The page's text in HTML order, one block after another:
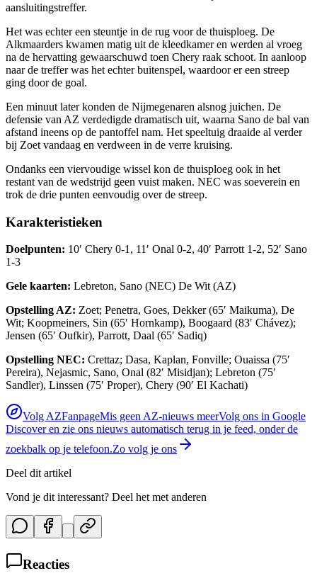
aansluitingstreffer.
Het was echter een steuntje in de rug voor de thuisploeg. De
Alkmaarders kwamen matig uit de kleedkamer en werden al vroeg
na de hervatting gewaarschuwd toen Chery raak schoot. In aanloop
naar de treffer was het echter buitenspel, waardoor er een streep
ging door de goal.
Een minuut later konden de Nijmegenaren alsnog juichen. De
defensie van AZ verdedigde dramatisch uit, waarna Sano de bal van
afstand ineens op de pantoffel nam. Het speeltuig draaide al verder
bij Zoet vandaag en verdween in de verre kruising.
Ondanks een viervoudige wissel kon de thuisploeg ook in het
restant van de wedstrijd geen vuist maken. NEC was soeverein en
trok de drie punten eenvoudig over de streep.
Karakteristieken
Doelpunten: 10′ Chery 0-1, 11′ Onal 0-2, 40′ Parrott 1-2, 52′ Sano
1-3
Gele kaarten: Lebreton, Sano (NEC) De Wit (AZ)
Opstelling AZ: Zoet; Penetra, Goes, Dekker (65′ Maikuma), De
Wit; Koopmeiners, Sin (65′ Hornkamp), Boogaard (83′ Chávez);
Jensen (65′ Oufkir), Parrott, Daal (65′ Sadiq)
Opstelling NEC: Crettaz; Dasa, Kaplan, Fonville; Ouaissa (75′
Pereira), Nejasmic, Sano, Onal (82′ Misidjan); Lebreton (75′
Sandler), Linssen (75′ Proper), Chery (90′ El Kachati)
Volg AZFanpageMis geen AZ-nieuws meerVolg ons in Google
Discover en zie ons nieuws automatisch terug in je feed, onder de
zoekbalk op je telefoon.Zo volg je ons
Deel dit artikel
Vond je dit interessant? Deel het met anderen
Reacties